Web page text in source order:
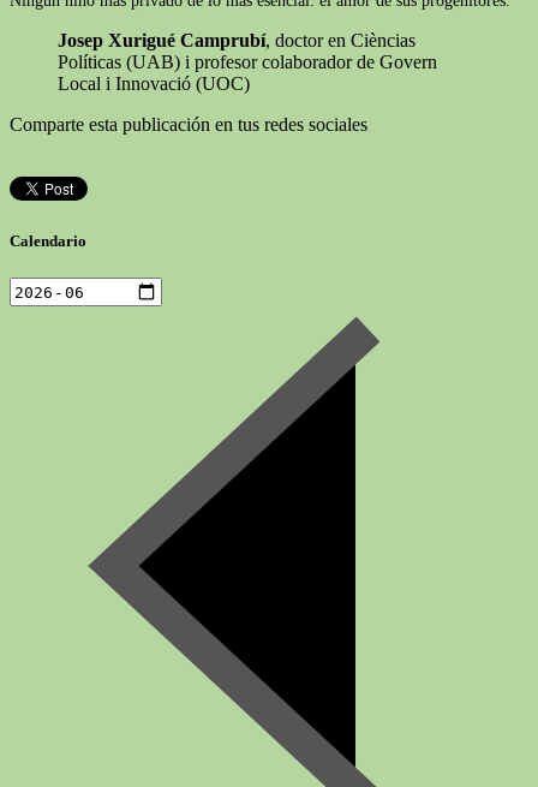
Josep Xurigué Camprubí, doctor en Cièncias
Políticas (UAB) i profesor colaborador de Govern
Local i Innovació (UOC)
Comparte esta publicación en tus redes sociales
Calendario